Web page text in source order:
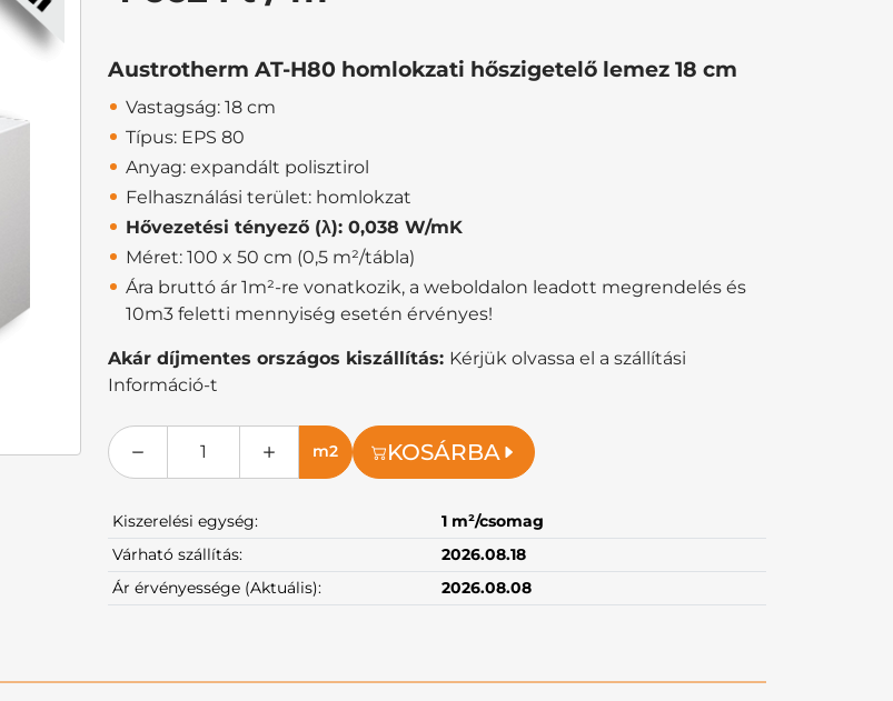
Austrotherm AT-H80 homlokzati hőszigetelő lemez 18 cm
Vastagság: 18 cm
Típus: EPS 80
Anyag: expandált polisztirol
Felhasználási terület: homlokzat
Hővezetési tényező (λ): 0,038 W/mK
Méret: 100 x 50 cm (0,5 m²/tábla)
Ára bruttó ár 1m²-re vonatkozik, a weboldalon leadott megrendelés és
10m3 feletti mennyiség esetén érvényes!
Akár díjmentes országos kiszállítás: Kérjük olvassa el a szállítási
Információ-t
m2 KOSÁRBA
Kiszerelési egység:
1 m²/csomag
Várható szállítás:
2026.08.18
Ár érvényessége (Aktuális):
2026.08.08